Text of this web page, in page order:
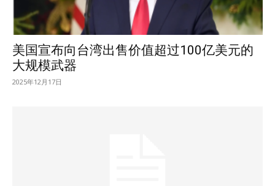
美国宣布向台湾出售价值超过100亿美元的
大规模武器
2025年12月17日